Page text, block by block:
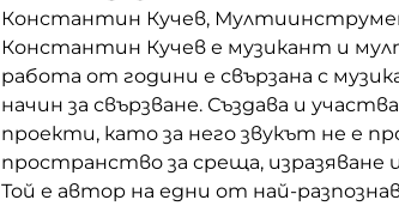
Константин Кучев,
Константин Кучев е музикант и
работа от години е свързана с
начин за свързване. Създава и
проекти, като за него звукът не е
пространство за среща, изразяване
Той е автор на едни от най-